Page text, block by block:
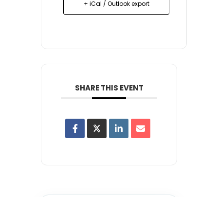
+ iCal / Outlook export
SHARE THIS EVENT